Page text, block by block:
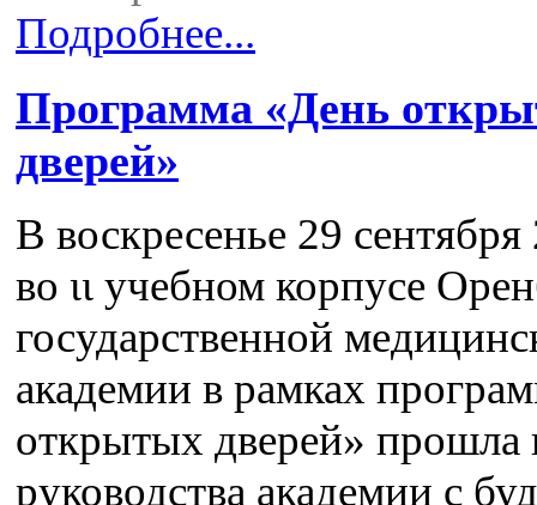
Подробнее...
Программа «День
дверей»
В воскресенье 29 сентября
во ιι учебном корпусе
государственной
академии в рамках
открытых дверей» прошла
руководства академии с